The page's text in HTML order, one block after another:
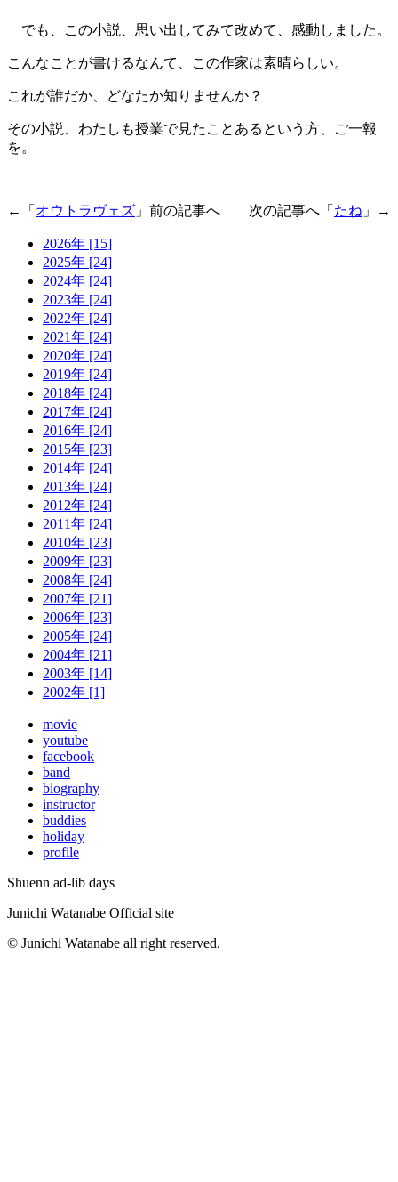
でも、この小説、思い出してみて改めて、感動しました。
こんなことが書けるなんて、この作家は素晴らしい。
これが誰だか、どなたか知りませんか？
その小説、わたしも授業で見たことあるという方、ご一報
を。
←「 オウトラヴェズ 」前の記事へ 次の記事へ「 たね 」→
2026年 [15]
2025年 [24]
2024年 [24]
2023年 [24]
2022年 [24]
2021年 [24]
2020年 [24]
2019年 [24]
2018年 [24]
2017年 [24]
2016年 [24]
2015年 [23]
2014年 [24]
2013年 [24]
2012年 [24]
2011年 [24]
2010年 [23]
2009年 [23]
2008年 [24]
2007年 [21]
2006年 [23]
2005年 [24]
2004年 [21]
2003年 [14]
2002年 [1]
movie
youtube
facebook
band
biography
instructor
buddies
holiday
profile
Shuenn ad-lib days
Junichi Watanabe Official site
© Junichi Watanabe all right reserved.